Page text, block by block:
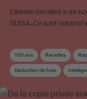
L’année dernière a de
SUISA. Ce sont
100 ans Recettes
Déduction de frais